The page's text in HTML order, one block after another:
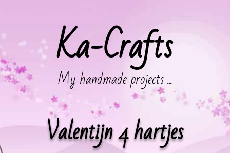
Ka-Crafts
My handmade projects ...
Valentijn 4 hartjes